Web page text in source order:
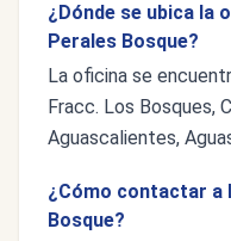
¿Dónde se ubica la
Perales Bosque?
La oficina se
Fracc. Los Bosques,
Aguascalientes,
¿Cómo contactar a
Bosque?